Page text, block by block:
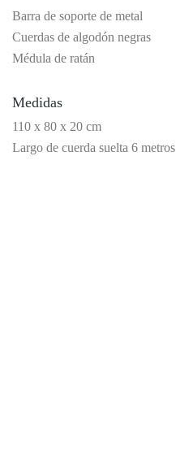
Barra de soporte de metal
Cuerdas de algodón negras
Médula de ratán
Medidas
110 x 80 x 20 cm
Largo de cuerda suelta 6 metros